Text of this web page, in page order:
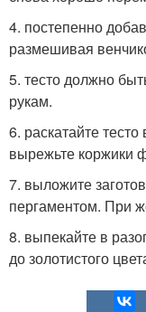
4. постепенно
размешивая
5. тесто должно
рукам.
6. раскатайте
вырежьте коржики
7. выложите
пергаментом. При
8. выпекайте в
до золотистого